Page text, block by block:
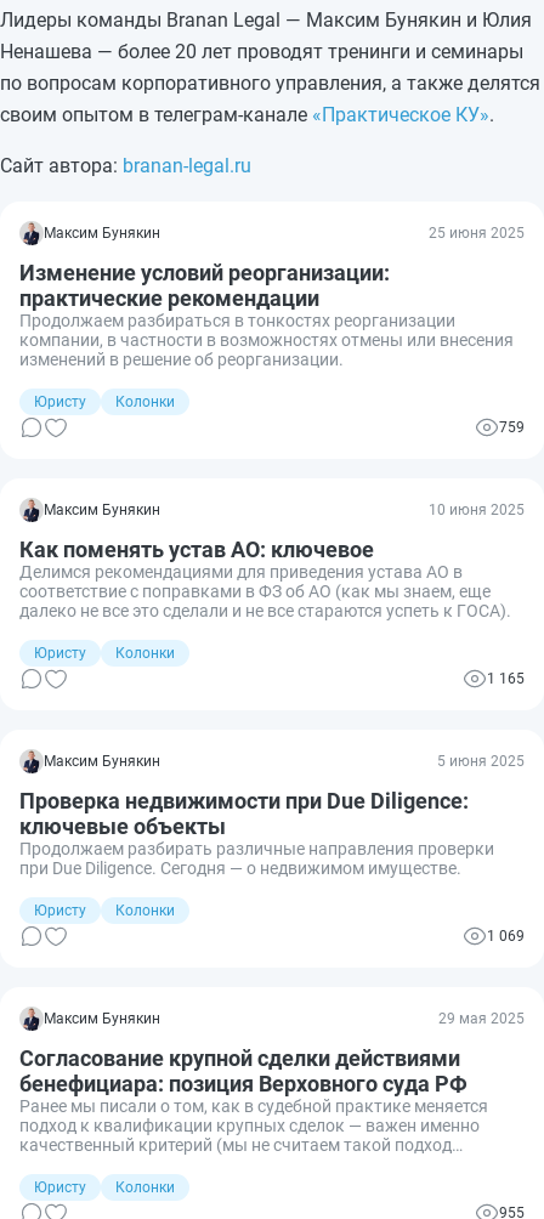
Лидеры команды Branan Legal — Максим Бунякин и Юлия
Ненашева — более 20 лет проводят тренинги и семинары
по вопросам корпоративного управления, а также делятся
своим опытом в телеграм-канале «Практическое КУ».
Сайт автора: branan-legal.ru
Максим Бунякин 25 июня 2025
Изменение условий реорганизации:
практические рекомендации
Продолжаем разбираться в тонкостях реорганизации
компании, в частности в возможностях отмены или внесения
изменений в решение об реорганизации.
Юристу
Колонки
759
Максим Бунякин 10 июня 2025
Как поменять устав АО: ключевое
Делимся рекомендациями для приведения устава АО в
соответствие с поправками в ФЗ об АО (как мы знаем, еще
далеко не все это сделали и не все стараются успеть к ГОСА).
Юристу
Колонки
1 165
Максим Бунякин 5 июня 2025
Проверка недвижимости при Due Diligence:
ключевые объекты
Продолжаем разбирать различные направления проверки
при Due Diligence. Сегодня — о недвижимом имуществе.
Юристу
Колонки
1 069
Максим Бунякин 29 мая 2025
Согласование крупной сделки действиями
бенефициара: позиция Верховного суда РФ
Ранее мы писали о том, как в судебной практике меняется
подход к квалификации крупных сделок — важен именно
качественный критерий (мы не считаем такой подход
но он есть, и это нужно учитывать при анализе сделок).
Юристу
Колонки
955